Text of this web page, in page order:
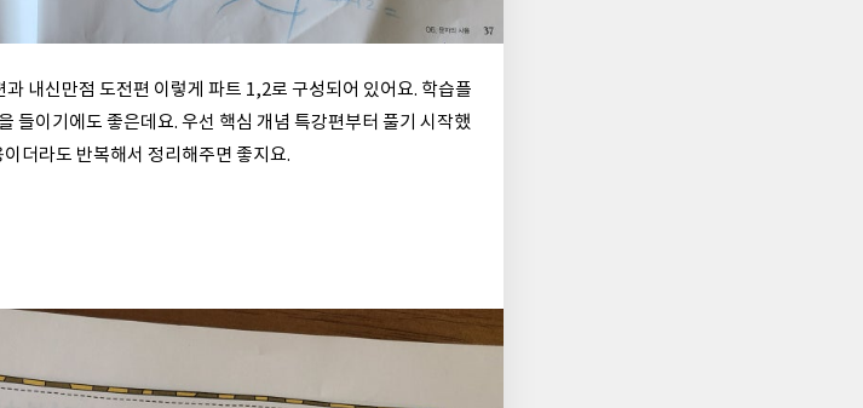
내신만점 도전편 이렇게 파트 1,2로 구성되어 있어요. 학습플
들이기에도 좋은데요. 우선 핵심 개념 특강편부터 풀기 시작했
더라도 반복해서 정리해주면 좋지요.